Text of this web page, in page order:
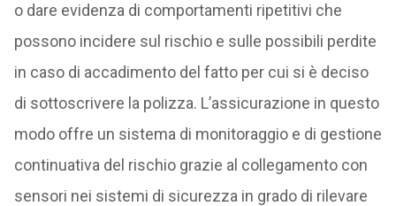
o dare evidenza di comportamenti ripetitivi che
possono incidere sul rischio e sulle possibili perdite
in caso di accadimento del fatto per cui si è deciso
di sottoscrivere la polizza. L’assicurazione in questo
modo offre un sistema di monitoraggio e di gestione
continuativa del rischio grazie al collegamento con
sensori nei sistemi di sicurezza in grado di rilevare